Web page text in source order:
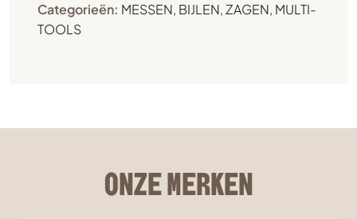
Categorieën: MESSEN, BIJLEN, ZAGEN, MULTI-
TOOLS
ONZE MERKEN